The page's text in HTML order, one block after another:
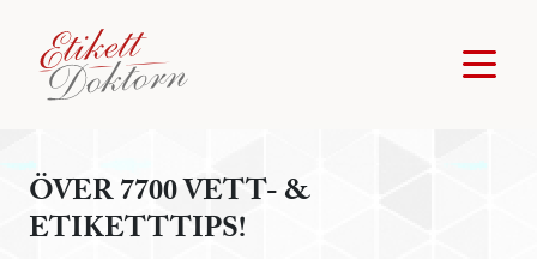
ÖVER 7700 VETT- &
ETIKETTTIPS!